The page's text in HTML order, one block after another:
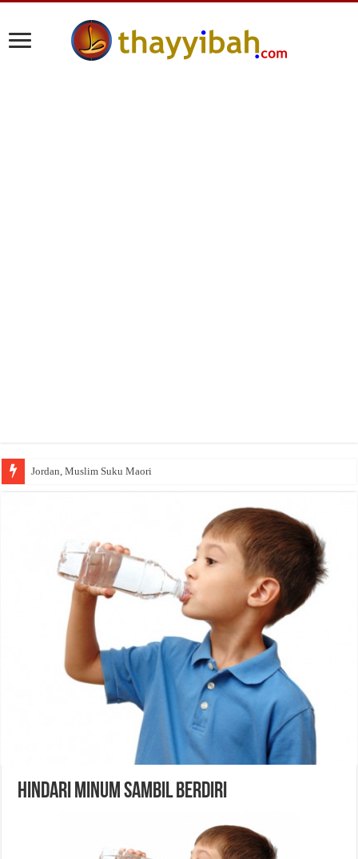
Jordan, Muslim Suku Maori
Hindari Minum Sambil Berdiri